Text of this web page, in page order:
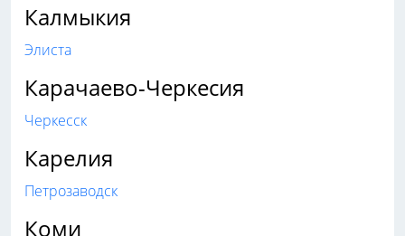
Калмыкия
Элиста
Карачаево-Черкесия
Черкесск
Карелия
Петрозаводск
Коми